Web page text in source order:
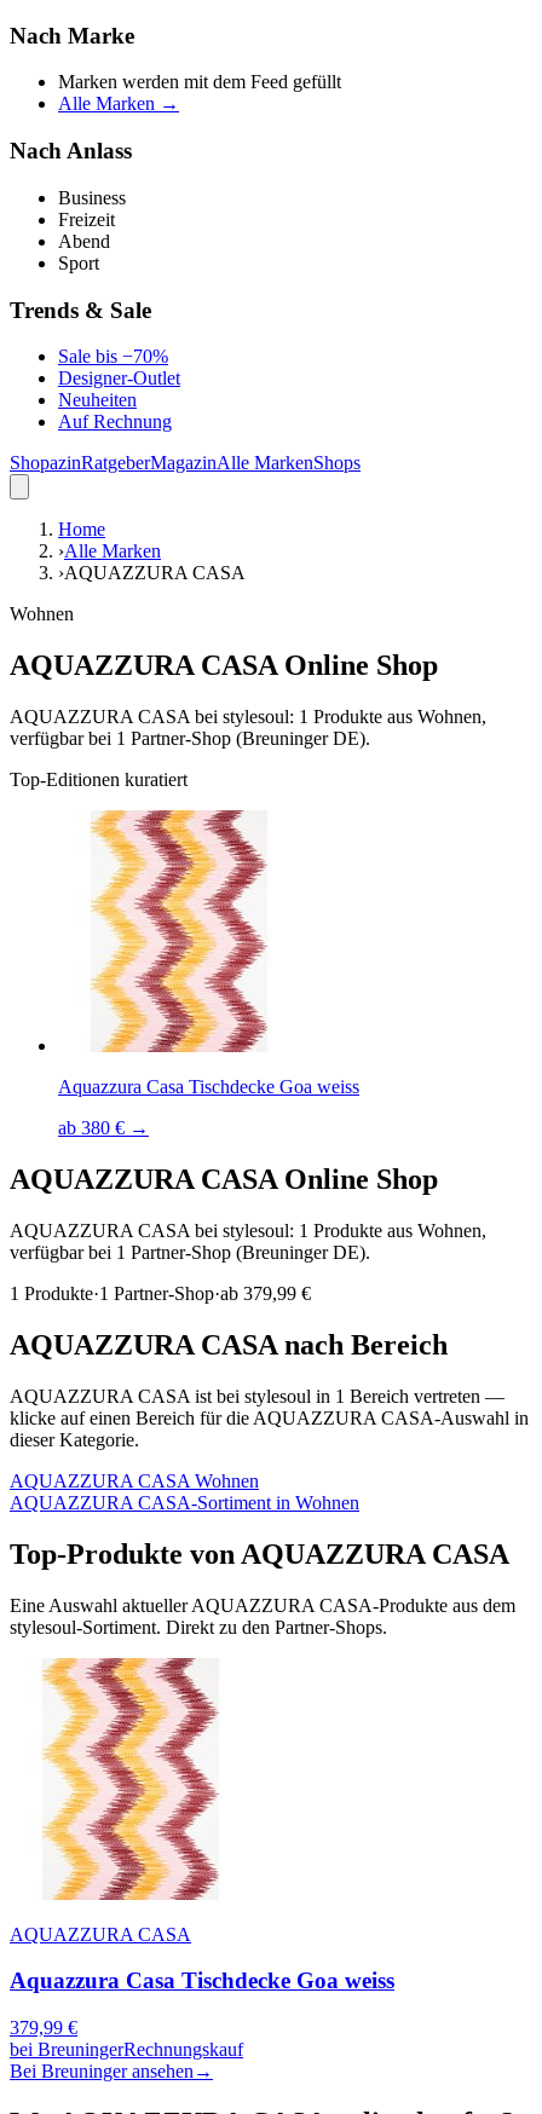
Nach Marke
Marken werden mit dem Feed gefüllt
Alle Marken →
Nach Anlass
Business
Freizeit
Abend
Sport
Trends & Sale
Sale bis −70%
Designer-Outlet
Neuheiten
Auf Rechnung
ShopazinRatgeberMagazinAlle MarkenShops
Home
›Alle Marken
›AQUAZZURA CASA
Wohnen
AQUAZZURA CASA Online Shop
AQUAZZURA CASA bei stylesoul: 1 Produkte aus Wohnen,
verfügbar bei 1 Partner-Shop (Breuninger DE).
Top-Editionen kuratiert
Aquazzura Casa Tischdecke Goa weiss
ab 380 € →
AQUAZZURA CASA Online Shop
AQUAZZURA CASA bei stylesoul: 1 Produkte aus Wohnen,
verfügbar bei 1 Partner-Shop (Breuninger DE).
1 Produkte·1 Partner-Shop·ab 379,99 €
AQUAZZURA CASA nach Bereich
AQUAZZURA CASA ist bei stylesoul in 1 Bereich vertreten —
klicke auf einen Bereich für die AQUAZZURA CASA-Auswahl in
dieser Kategorie.
AQUAZZURA CASA Wohnen
AQUAZZURA CASA-Sortiment in Wohnen
Top-Produkte von AQUAZZURA CASA
Eine Auswahl aktuellerAQUAZZURA CASA-Produkte aus dem
stylesoul-Sortiment. Direkt zu den Partner-Shops.
AQUAZZURA CASA
Aquazzura Casa Tischdecke Goa weiss
379,99 €
bei BreuningerRechnungskauf
Bei Breuninger ansehen →